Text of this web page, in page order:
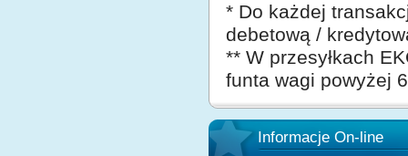
* Do każdej
debetową /
** W przesyłkach
funta wagi powyżej
Informacje On-line